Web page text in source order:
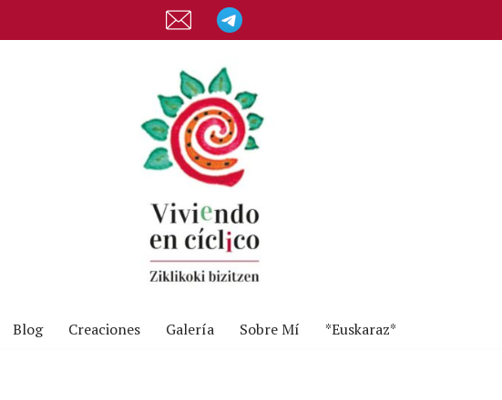
Blog Creaciones Galería Sobre Mí *Euskaraz*